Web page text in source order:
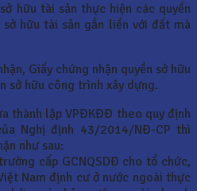
hữu tài sản thực hiện các quyền
hữu tài sản gắn liền với đất mà
Giấy chứng nhận quyền sở hữu
sở hữu công trình xây dựng.
thành lập VPĐKĐĐ theo quy định
Nghị định 43/2014/NĐ-CP thì
như sau:
cấp GCNQSDĐ cho tổ chức,
Nam định cư ở nước ngoài thực